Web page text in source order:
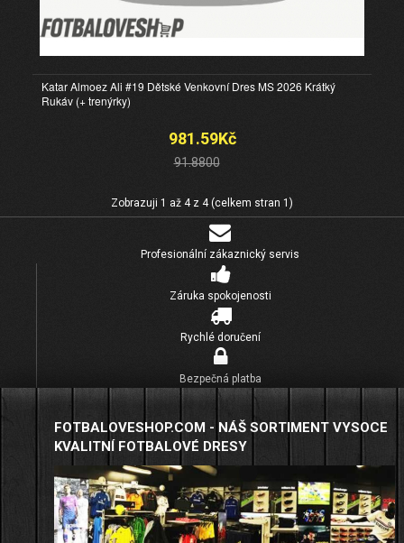
Katar Almoez Ali #19 Dětské Venkovní Dres MS 2026 Krátký
Rukáv (+ trenýrky)
981.59Kč
91.8800
Zobrazuji 1 až 4 z 4 (celkem stran 1)
Profesionální zákaznický servis
Záruka spokojenosti
Rychlé doručení
Bezpečná platba
FOTBALOVESHOP.COM - NÁŠ SORTIMENT VYSOCE
KVALITNÍ FOTBALOVÉ DRESY